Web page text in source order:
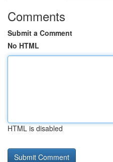
Comments
Submit a Comment
No HTML
HTML is disabled